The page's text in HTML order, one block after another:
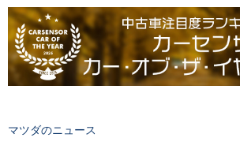
マツダのニュース